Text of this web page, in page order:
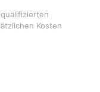
Kosten